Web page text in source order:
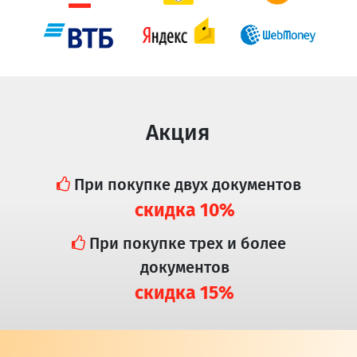
Акция
При покупке двух документов
скидка 10%
При покупке трех и более
документов
скидка 15%